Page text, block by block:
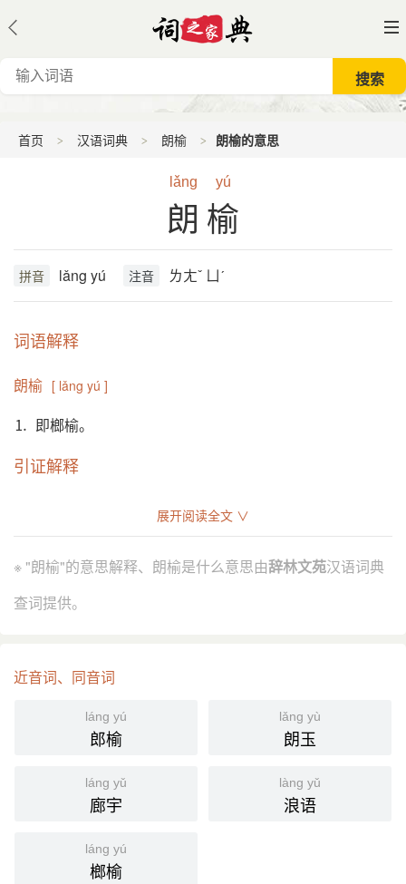
首页 汉语词典 朗榆 朗榆的意思
lǎng yú
朗榆
拼音 lǎng yú 注音 ㄌㄤˇ ㄩˊ
词语解释
朗榆 [ lǎng yú ]
⒈ 即榔榆。
引证解释
《左传·庄公四年》“卒於樠木之下” 唐 孔颖达 疏：“木
明 李时珍 《本草纲目·木二·朗榆》：“大榆二月生荚，
朗榆八月生荚，可分别。”
lǎng yú
展开阅读全文 ∨
※ "朗榆"的意思解释、朗榆是什么意思由辞林文苑汉语词典
查词提供。
近音词、同音词
láng yú
郎榆
lǎng yù
朗玉
láng yǔ
廊宇
làng yǔ
浪语
láng yú
榔榆